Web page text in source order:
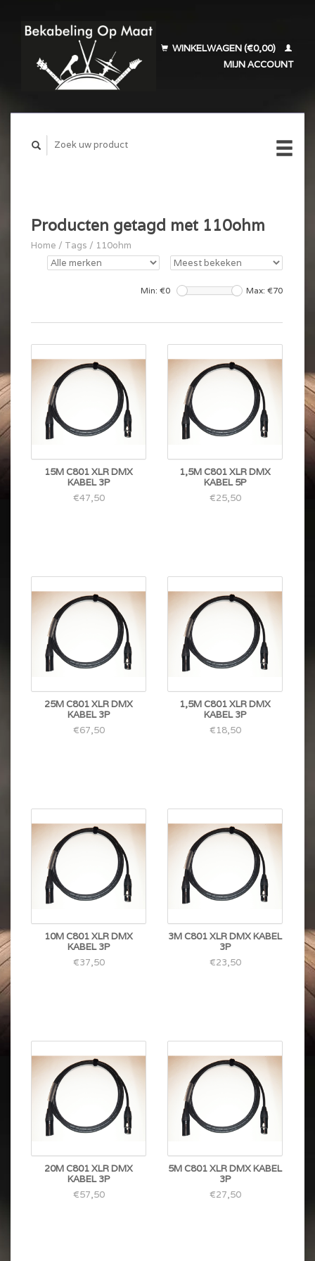
WINKELWAGEN (€0,00)
MIJN ACCOUNT
Producten getagd met 110ohm
Home / Tags / 110ohm
Min: €0 Max: €70
15M C801 XLR DMX
KABEL 3P
€47,50
1,5M C801 XLR DMX
KABEL 5P
€25,50
25M C801 XLR DMX
KABEL 3P
€67,50
1,5M C801 XLR DMX
KABEL 3P
€18,50
10M C801 XLR DMX
KABEL 3P
€37,50
3M C801 XLR DMX KABEL
3P
€23,50
20M C801 XLR DMX
KABEL 3P
€57,50
5M C801 XLR DMX KABEL
3P
€27,50